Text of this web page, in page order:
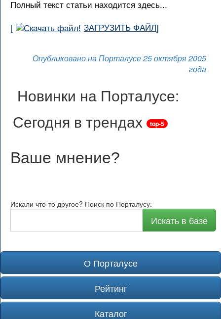
Полный текст статьи находится здесь...
[ ЗАГРУЗИТЬ ФАЙЛ]
Опубликовано на Порталусе 25 октября 2005
года
Новинки на Порталусе:
Сегодня в трендах
top-5
Ваше мнение?
Искали что-то другое? Поиск по Порталусу:
Искать в базе
О Порталусе
Рейтинг
Каталог